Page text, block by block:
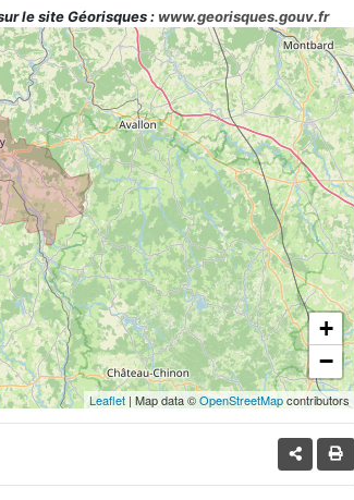
le site Géorisques : www.georisques.gouv.fr
+
−
Leaflet | Map data ©OpenStreetMapcontributors